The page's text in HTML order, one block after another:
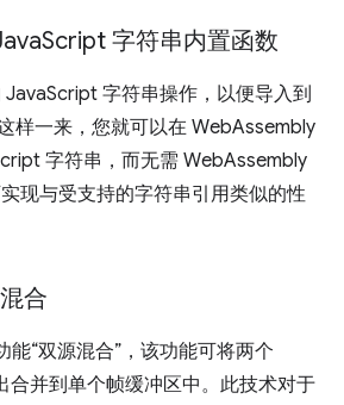
Script 字符串内置函数
字符串操作，以便导入到
样一来，您就可以在 WebAssembly
字符串，而无需 WebAssembly
现与受支持的字符串引用类似的性
合
能“双源混合”，该功能可将两个
并到单个帧缓冲区中。此技术对于